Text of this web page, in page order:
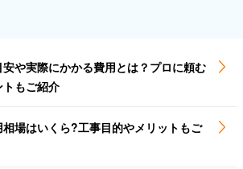
や実際にかかる費用とは？プロに頼む
もご紹介
場はいくら?工事目的やメリットもご